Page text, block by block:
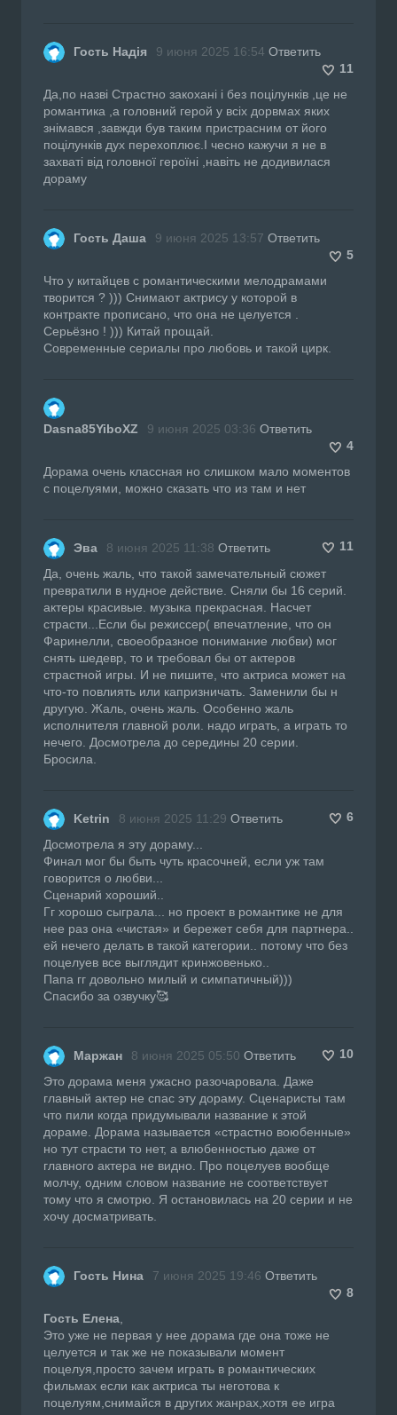
Гость Надія 9 июня 2025 16:54 Ответить
11
Да,по назві Страстно закохані і без поцілунків ,це не
романтика ,а головний герой у всіх дорвмах яких
знімався ,завжди був таким пристрасним от його
поцілунків дух перехоплює.І чесно кажучи я не в
захваті від головної героїні ,навіть не додивилася
дораму
Гость Даша 9 июня 2025 13:57 Ответить
5
Что у китайцев с романтическими мелодрамами
творится ? ))) Снимают актрису у которой в
контракте прописано, что она не целуется .
Серьёзно ! ))) Китай прощай.
Современные сериалы про любовь и такой цирк.
Dasna85YiboXZ 9 июня 2025 03:36 Ответить
4
Дорама очень классная но слишком мало моментов
с поцелуями, можно сказать что из там и нет
Эва 8 июня 2025 11:38 Ответить
11
Да, очень жаль, что такой замечательный сюжет
превратили в нудное действие. Сняли бы 16 серий.
актеры красивые. музыка прекрасная. Насчет
страсти...Если бы режиссер( впечатление, что он
Фаринелли, своеобразное понимание любви) мог
снять шедевр, то и требовал бы от актеров
страстной игры. И не пишите, что актриса может на
что-то повлиять или капризничать. Заменили бы н
другую. Жаль, очень жаль. Особенно жаль
исполнителя главной роли. надо играть, а играть то
нечего. Досмотрела до середины 20 серии.
Бросила.
Ketrin 8 июня 2025 11:29 Ответить
6
Досмотрела я эту дораму...
Финал мог бы быть чуть красочней, если уж там
говорится о любви...
Сценарий хороший..
Гг хорошо сыграла... но проект в романтике не для
нее раз она «чистая» и бережет себя для партнера..
ей нечего делать в такой категории.. потому что без
поцелуев все выглядит кринжовенько..
Папа гг довольно милый и симпатичный)))
Спасибо за озвучку🥰
Маржан 8 июня 2025 05:50 Ответить
10
Это дорама меня ужасно разочаровала. Даже
главный актер не спас эту дораму. Сценаристы там
что пили когда придумывали название к этой
дораме. Дорама называется «страстно воюбенные»
но тут страсти то нет, а влюбенностью даже от
главного актера не видно. Про поцелуев вообще
молчу, одним словом название не соответствует
тому что я смотрю. Я остановилась на 20 серии и не
хочу досматривать.
Гость Нина 7 июня 2025 19:46 Ответить
8
Гость Елена
Это уже не первая у нее дорама где она тоже не
целуется и так же не показывали момент
поцелуя,просто зачем играть в романтических
фильмах если как актриса ты неготова к
поцелуям,снимайся в других жанрах,хотя ее игра